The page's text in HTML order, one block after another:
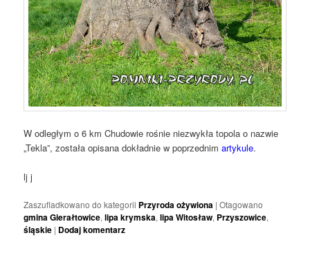
W odległym o 6 km Chudowie rośnie niezwykła topola o nazwie
„Tekla”, została opisana dokładnie w poprzednimartykule.
lj j
Zaszufladkowano do kategorii Przyroda ożywiona |Otagowano
gmina Gierałtowice,lipa krymska,lipa Witosław, Przyszowice,
śląskie | Dodaj komentarz